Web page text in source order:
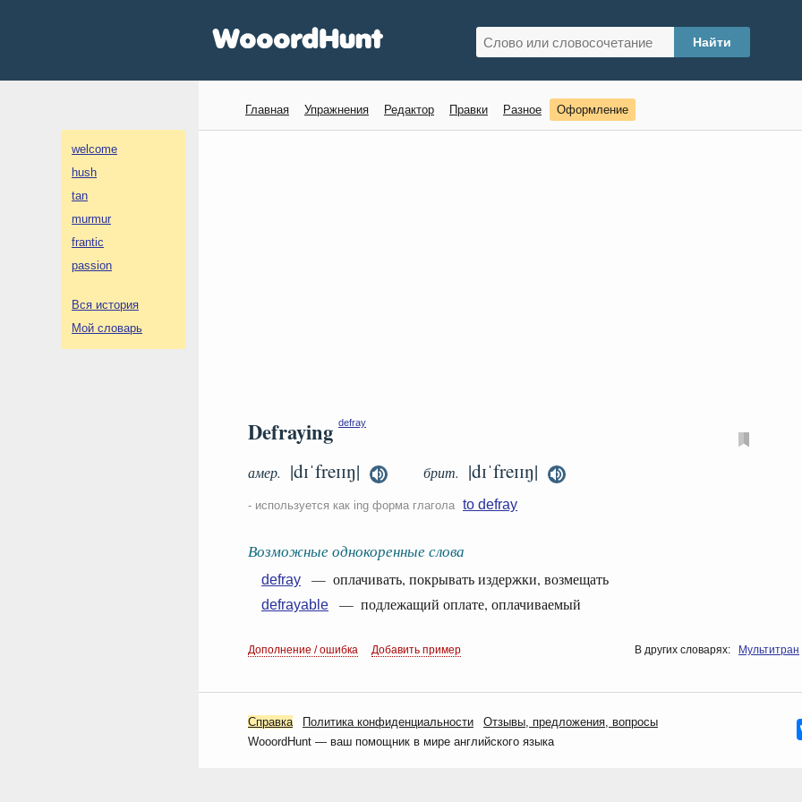
welcome
hush
tan
murmur
frantic
passion
Вся история
Мой словарь
Главная Упражнения Редактор Правки Разное Оформление
Defraying defray
амер. |dɪˈfreɪɪŋ| брит. |dɪˈfreɪɪŋ|
- используется как ing форма глагола to defray
Возможные однокоренные слова
defray — оплачивать, покрывать издержки, возмещать
defrayable — подлежащий оплате, оплачиваемый
Дополнение / ошибка Добавить пример В других словарях: Мультитран
Справка Политика конфиденциальности
Oтзывы, предложения, вопросы
WooordHunt — ваш помощник в мире английского языка